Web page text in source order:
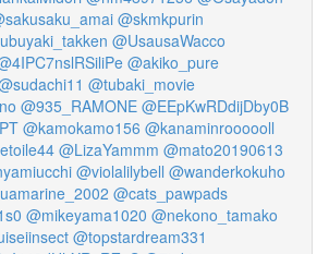
@skmkpurin
@UsausaWacco
@akiko_pure
@tubaki_movie
@935_RAMONE @EEpKwRDdijDby0B
@kamokamo156 @kanaminroooooll
@LizaYammm @mato20190613
@violalilybell @wanderkokuho
@cats_pawpads
@mikeyama1020 @nekono_tamako
@topstardream331